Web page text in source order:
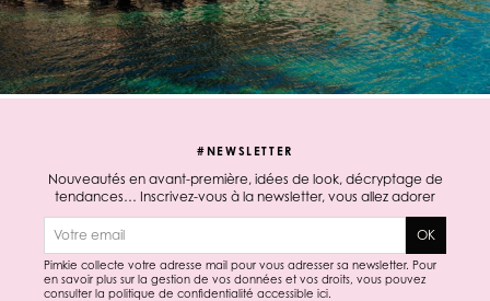
#NEWSLETTER
Nouveautés en avant-première, idées de look, décryptage de
tendances… Inscrivez-vous à la newsletter, vous allez adorer
OK
Pimkie collecte votre adresse mail pour vous adresser sa newsletter. Pour
en savoir plus sur la gestion de vos données et vos droits, vous pouvez
consulter la politique de confidentialité accessible ici.